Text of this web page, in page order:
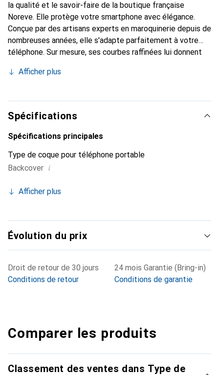
la qualité et le savoir-faire de la boutique française
Noreve. Elle protège votre smartphone avec élégance.
Conçue par des artisans experts en maroquinerie depuis de
nombreuses années, elle s'adapte parfaitement à votre
téléphone. Sur mesure, ses courbes raffinées lui donnent
et indispensable pour votre smartphone. Reconnaître
marque Noreve est un choix sûr pour une clientèle
exigeante.
Afficher plus
Spécifications
Spécifications principales
Type de coque pour téléphone portable
Backcover i
Afficher plus
Évolution du prix
Droit de retour de 30 jours
Conditions de retour
24 mois Garantie (Bring-in)
Conditions de garantie
Comparer les produits
Classement des ventes dans Type de